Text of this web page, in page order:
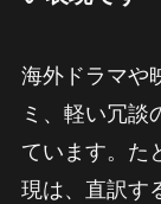
海外ドラマや
ミ、軽い冗談
ています。た
現は、直訳す